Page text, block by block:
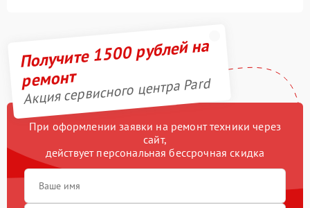
Получите 1500 рублей на
ремонт
Акция сервисного центра Pard
При оформлении заявки на ремонт техники через
сайт,
действует персональная бессрочная скидка